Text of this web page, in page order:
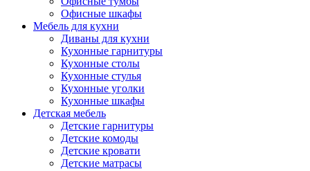
Офисные шкафы
Мебель для кухни
Диваны для кухни
Кухонные гарнитуры
Кухонные столы
Кухонные стулья
Кухонные уголки
Кухонные шкафы
Детская мебель
Детские гарнитуры
Детские комоды
Детские кровати
Детские матрасы